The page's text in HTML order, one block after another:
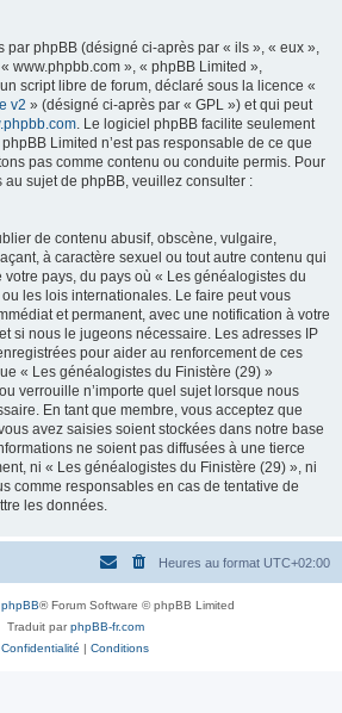
par phpBB (désigné ci-après par « ils », « eux »,
www.phpbb.com », « phpBB Limited »,
script libre de forum, déclaré sous la licence «
v2 » (désigné ci-après par « GPL ») et qui peut
. Le logiciel phpBB facilite seulement
Limited n’est pas responsable de ce que
pas comme contenu ou conduite permis. Pour
sujet de phpBB, veuillez consulter :
de contenu abusif, obscène, vulgaire,
à caractère sexuel ou tout autre contenu qui
pays, du pays où « Les généalogistes du
les lois internationales. Le faire peut vous
et permanent, avec une notification à votre
si nous le jugeons nécessaire. Les adresses IP
pour aider au renforcement de ces
« Les généalogistes du Finistère (29) »
verrouille n’importe quel sujet lorsque nous
En tant que membre, vous acceptez que
avez saisies soient stockées dans notre base
ne soient pas diffusées à une tierce
ni « Les généalogistes du Finistère (29) », ni
comme responsables en cas de tentative de
les données.
Heures au format UTC+02:00
phpBB® Forum Software © phpBB Limited
Traduit parphpBB-fr.com
Confidentialité | Conditions